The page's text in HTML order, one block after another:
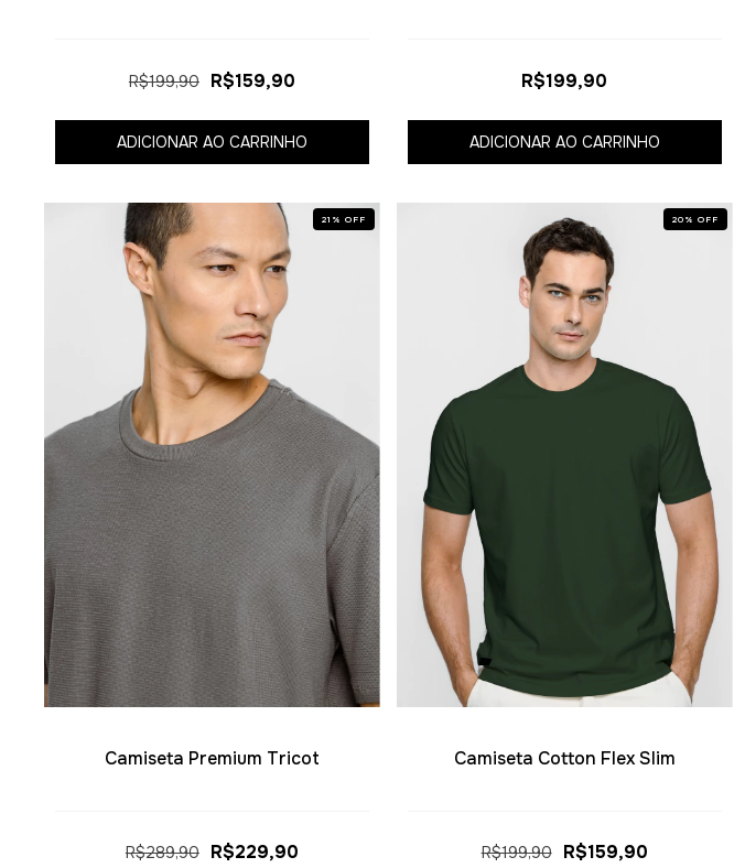
R$199,90 R$159,90
ADICIONAR AO CARRINHO
R$199,90
ADICIONAR AO CARRINHO
21 % OFF
Camiseta Premium Tricot
R$289,90 R$229,90
20 % OFF
Camiseta Cotton Flex Slim
R$199,90 R$159,90